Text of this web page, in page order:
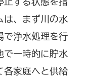
は、まず川の水
で浄水処理を行
で一時的に貯水
各家庭へと供給